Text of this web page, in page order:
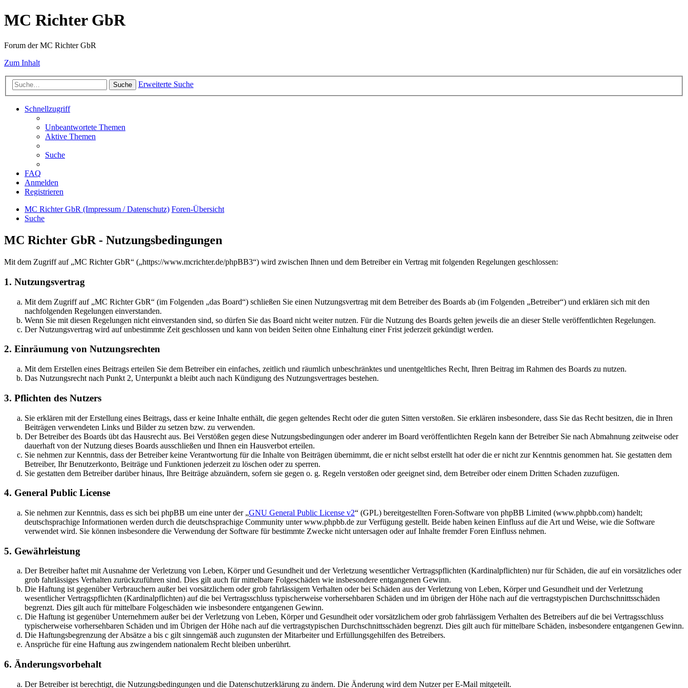
MC Richter GbR
Forum der MC Richter GbR
Zum Inhalt
Suche Erweiterte Suche
Schnellzugriff
Unbeantwortete Themen
Aktive Themen
Suche
FAQ
Anmelden
Registrieren
MC Richter GbR (Impressum / Datenschutz) Foren-Übersicht
Suche
MC Richter GbR - Nutzungsbedingungen
Mit dem Zugriff auf „MC Richter GbR“ („https://www.mcrichter.de/phpBB3“) wird zwischen Ihnen und dem Betreiber ein Vertrag mit folgenden Regelungen geschlossen:
1. Nutzungsvertrag
Mit dem Zugriff auf „MC Richter GbR“ (im Folgenden „das Board“) schließen Sie einen Nutzungsvertrag mit dem Betreiber des Boards ab (im Folgenden „Betreiber“) und erklären sich mit den
nachfolgenden Regelungen einverstanden.
Wenn Sie mit diesen Regelungen nicht einverstanden sind, so dürfen Sie das Board nicht weiter nutzen. Für die Nutzung des Boards gelten jeweils die an dieser Stelle veröffentlichten Regelungen.
Der Nutzungsvertrag wird auf unbestimmte Zeit geschlossen und kann von beiden Seiten ohne Einhaltung einer Frist jederzeit gekündigt werden.
2. Einräumung von Nutzungsrechten
Mit dem Erstellen eines Beitrags erteilen Sie dem Betreiber ein einfaches, zeitlich und räumlich unbeschränktes und unentgeltliches Recht, Ihren Beitrag im Rahmen des Boards zu nutzen.
Das Nutzungsrecht nach Punkt 2, Unterpunkt a bleibt auch nach Kündigung des Nutzungsvertrages bestehen.
3. Pflichten des Nutzers
Sie erklären mit der Erstellung eines Beitrags, dass er keine Inhalte enthält, die gegen geltendes Recht oder die guten Sitten verstoßen. Sie erklären insbesondere, dass Sie das Recht besitzen, die in Ihren
Beiträgen verwendeten Links und Bilder zu setzen bzw. zu verwenden.
Der Betreiber des Boards übt das Hausrecht aus. Bei Verstößen gegen diese Nutzungsbedingungen oder anderer im Board veröffentlichten Regeln kann der Betreiber Sie nach Abmahnung zeitweise oder
dauerhaft von der Nutzung dieses Boards ausschließen und Ihnen ein Hausverbot erteilen.
Sie nehmen zur Kenntnis, dass der Betreiber keine Verantwortung für die Inhalte von Beiträgen übernimmt, die er nicht selbst erstellt hat oder die er nicht zur Kenntnis genommen hat. Sie gestatten dem
Betreiber, Ihr Benutzerkonto, Beiträge und Funktionen jederzeit zu löschen oder zu sperren.
Sie gestatten dem Betreiber darüber hinaus, Ihre Beiträge abzuändern, sofern sie gegen o. g. Regeln verstoßen oder geeignet sind, dem Betreiber oder einem Dritten Schaden zuzufügen.
4. General Public License
Sie nehmen zur Kenntnis, dass es sich bei phpBB um eine unter der „GNU General Public License v2“ (GPL) bereitgestellten Foren-Software von phpBB Limited (www.phpbb.com) handelt;
deutschsprachige Informationen werden durch die deutschsprachige Community unter www.phpbb.de zur Verfügung gestellt. Beide haben keinen Einfluss auf die Art und Weise, wie die Software
verwendet wird. Sie können insbesondere die Verwendung der Software für bestimmte Zwecke nicht untersagen oder auf Inhalte fremder Foren Einfluss nehmen.
5. Gewährleistung
Der Betreiber haftet mit Ausnahme der Verletzung von Leben, Körper und Gesundheit und der Verletzung wesentlicher Vertragspflichten (Kardinalpflichten) nur für Schäden, die auf ein vorsätzliches oder
grob fahrlässiges Verhalten zurückzuführen sind. Dies gilt auch für mittelbare Folgeschäden wie insbesondere entgangenen Gewinn.
Die Haftung ist gegenüber Verbrauchern außer bei vorsätzlichem oder grob fahrlässigem Verhalten oder bei Schäden aus der Verletzung von Leben, Körper und Gesundheit und der Verletzung
wesentlicher Vertragspflichten (Kardinalpflichten) auf die bei Vertragsschluss typischerweise vorhersehbaren Schäden und im übrigen der Höhe nach auf die vertragstypischen Durchschnittsschäden
begrenzt. Dies gilt auch für mittelbare Folgeschäden wie insbesondere entgangenen Gewinn.
Die Haftung ist gegenüber Unternehmern außer bei der Verletzung von Leben, Körper und Gesundheit oder vorsätzlichem oder grob fahrlässigem Verhalten des Betreibers auf die bei Vertragsschluss
typischerweise vorhersehbaren Schäden und im Übrigen der Höhe nach auf die vertragstypischen Durchschnittsschäden begrenzt. Dies gilt auch für mittelbare Schäden, insbesondere entgangenen Gewinn.
Die Haftungsbegrenzung der Absätze a bis c gilt sinngemäß auch zugunsten der Mitarbeiter und Erfüllungsgehilfen des Betreibers.
Ansprüche für eine Haftung aus zwingendem nationalem Recht bleiben unberührt.
6. Änderungsvorbehalt
Der Betreiber ist berechtigt, die Nutzungsbedingungen und die Datenschutzerklärung zu ändern. Die Änderung wird dem Nutzer per E-Mail mitgeteilt.